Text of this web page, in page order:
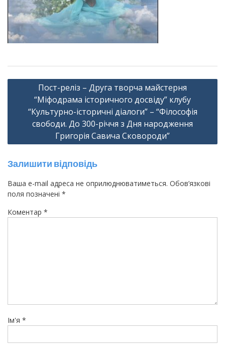
Навігація
записів
Пост-реліз – Друга творча майстерня
“Міфодрама історичного досвіду” клубу
“Культурно-історичні діалоги” – “Філософія
свободи. До 300-річчя з Дня народження
Григорія Савича Сковороди”
Залишити відповідь
Ваша e-mail адреса не оприлюднюватиметься. Обов’язкові
поля позначені *
Коментар *
Ім'я *